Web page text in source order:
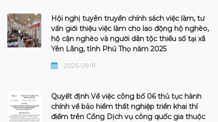
Hội nghị tuyên truyền chính sách việc làm, tư
vấn giới thiệu việc làm cho lao động hộ nghèo,
hộ cận nghèo và người dân tộc thiểu số tại xã
Yên Lãng, tỉnh Phú Thọ năm 2025
2025-09-11
Quyết định Về việc công bố 06 thủ tục hành
chính về bảo hiểm thất nghiệp triển khai thí
điểm trên Cổng Dịch vụ công quốc gia thuộc